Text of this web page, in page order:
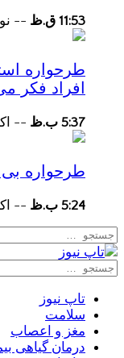
11:53 ق.ظ --
طرحواره
افراد فکر
5:37 ب.ظ --
طرحواره بی
5:24 ب.ظ --
تاپ نیوز
سلامت
مغز و اعصاب
درمان گیاهی